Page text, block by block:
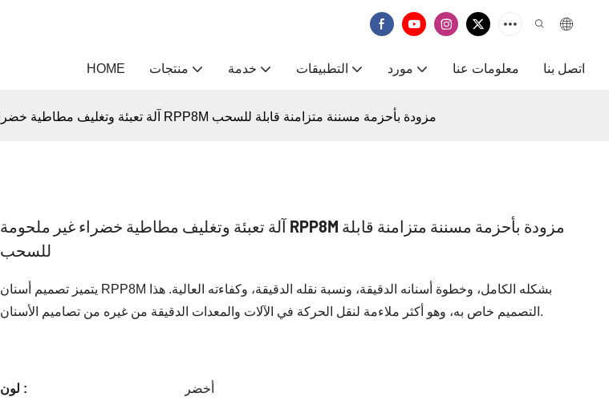
HOME منتجات خدمة التطبيقات مورد معلومات عنا اتصل بنا
آلة تعبئة وتغليف مطاطية خضراء غير ملحومة RPP8M مزودة بأحزمة مسننة متزامنة قابلة للسحب
آلة تعبئة وتغليف مطاطية خضراء غير ملحومة RPP8M مزودة بأحزمة مسننة متزامنة قابلة
للسحب
يتميز تصميم أسنان RPP8M بشكله الكامل، وخطوة أسنانه الدقيقة، ونسبة نقله الدقيقة، وكفاءته العالية. هذا
التصميم خاص به، وهو أكثر ملاءمة لنقل الحركة في الآلات والمعدات الدقيقة من غيره من تصاميم الأسنان.
لون : أخضر